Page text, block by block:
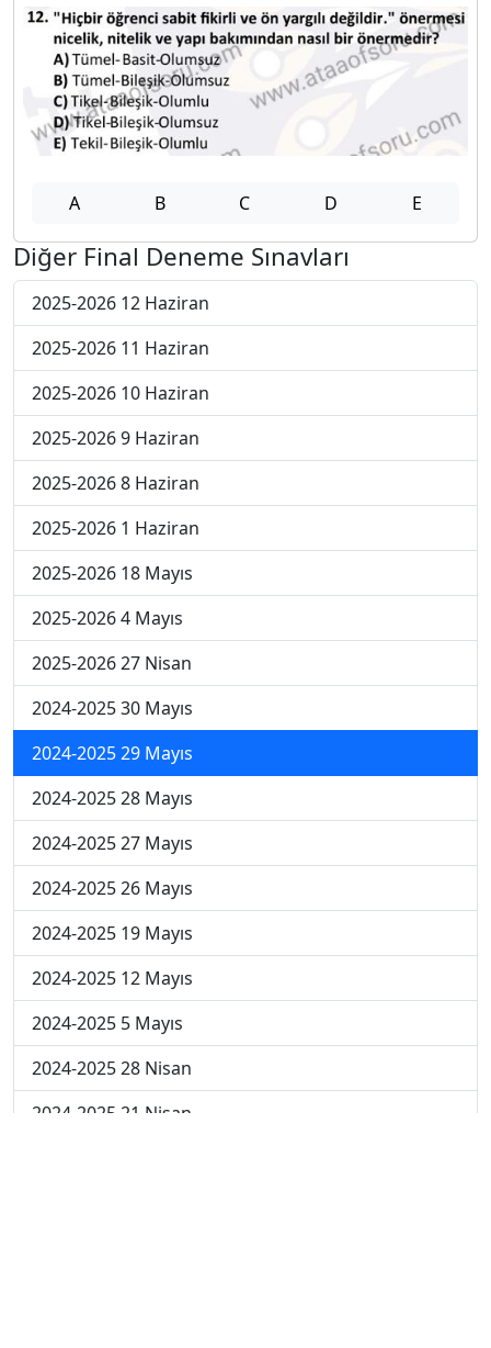
A B C D E
Diğer Final Deneme Sınavları
2025-2026 12 Haziran
2025-2026 11 Haziran
2025-2026 10 Haziran
2025-2026 9 Haziran
2025-2026 8 Haziran
2025-2026 1 Haziran
2025-2026 18 Mayıs
2025-2026 4 Mayıs
2025-2026 27 Nisan
2024-2025 30 Mayıs
2024-2025 29 Mayıs
2024-2025 28 Mayıs
2024-2025 27 Mayıs
2024-2025 26 Mayıs
2024-2025 19 Mayıs
2024-2025 12 Mayıs
2024-2025 5 Mayıs
2024-2025 28 Nisan
2024-2025 21 Nisan